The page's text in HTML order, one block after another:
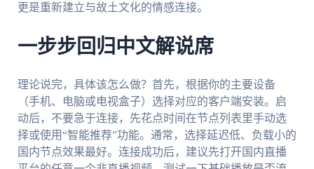
更是重新建立与故土文化的情感连接。
一步步回归中文解说席
理论说完，具体该怎么做？首先，根据你的主要设备
（手机、电脑或电视盒子）选择对应的客户端安装。启
动后，不要急于连接，先花点时间在节点列表里手动选
择或使用“智能推荐”功能。通常，选择延迟低、负载小的
国内节点效果最好。连接成功后，建议先打开国内直播